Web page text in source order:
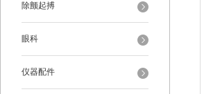
除颤起搏
眼科
仪器配件